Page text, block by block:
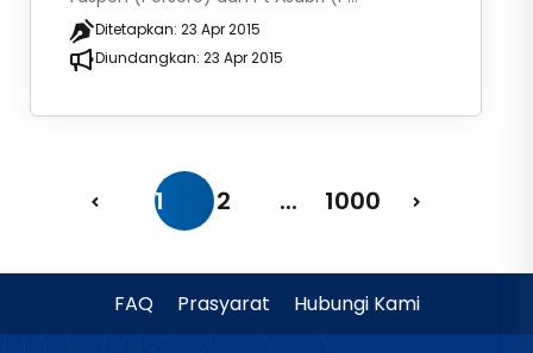
Ditetapkan: 23 Apr 2015
Diundangkan: 23 Apr 2015
1 2 ... 1000
FAQ Prasyarat Hubungi Kami